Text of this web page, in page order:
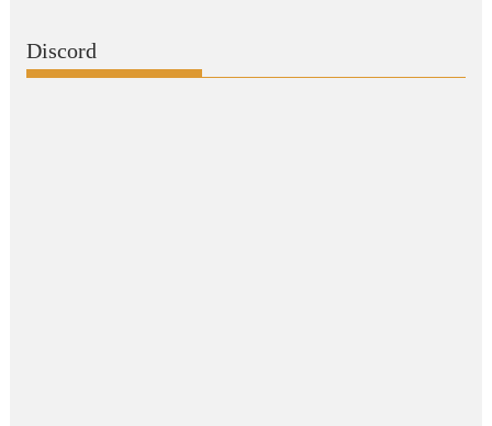
Discord